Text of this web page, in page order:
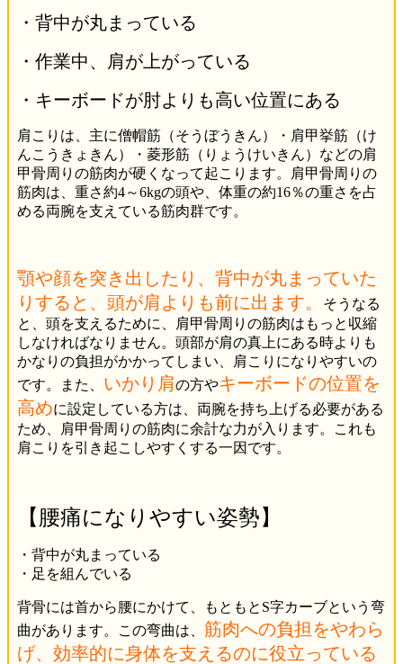
・背中が丸まっている
・作業中、肩が上がっている
・キーボードが肘よりも高い位置にある
肩こりは、主に僧帽筋（そうぼうきん）・肩甲挙筋（け
んこうきょきん）・菱形筋（りょうけいきん）などの肩
甲骨周りの筋肉が硬くなって起こります。肩甲骨周りの
筋肉は、重さ約4～6kgの頭や、体重の約16％の重さを占
める両腕を支えている筋肉群です。
顎や顔を突き出したり、背中が丸まっていた
りすると、頭が肩よりも前に出ます。
そうなる
と、頭を支えるために、肩甲骨周りの筋肉はもっと収縮
しなければなりません。頭部が肩の真上にある時よりも
かなりの負担がかかってしまい、肩こりになりやすいの
です。また、 いかり肩の方やキーボードの位置を
高めに設定している方は、両腕を持ち上げる必要がある
ため、肩甲骨周りの筋肉に余計な力が入ります。これも
肩こりを引き起こしやすくする一因です。
【腰痛になりやすい姿勢】
・背中が丸まっている
・足を組んでいる
背骨には首から腰にかけて、もともとS字カーブという弯
曲があります。この弯曲は、 筋肉への負担をやわら
げ、効率的に身体を支えるのに役立っている